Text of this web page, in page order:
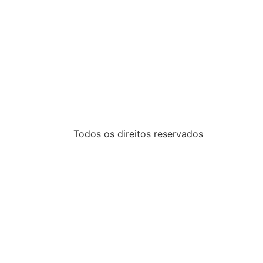
Todos os direitos reservados